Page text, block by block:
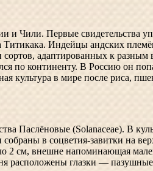
Чили. Первые свидетельства
Индейцы андских
адаптированных к
по континенту. В Россию он
культура в мире после риса,
Паслёновые (Solanaceae). В
в соцветия-завитки на
2 см, внешне напоминающая
глазки —